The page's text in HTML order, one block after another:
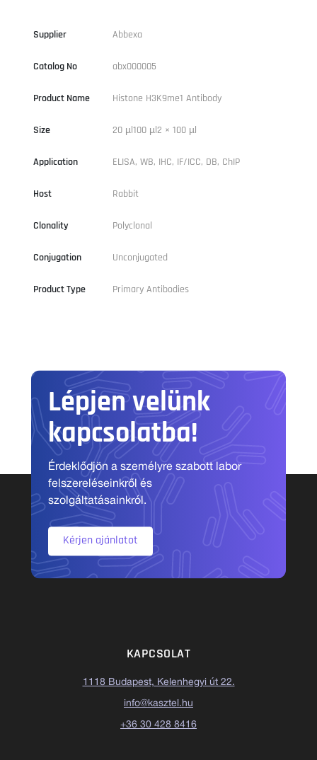
Supplier Abbexa
Catalog No abx000005
Product Name Histone H3K9me1 Antibody
Size 20 µl100 µl2 × 100 µl
Application ELISA, WB, IHC, IF/ICC, DB, ChIP
Host Rabbit
Clonality Polyclonal
Conjugation Unconjugated
Product Type Primary Antibodies
Lépjen velünk
kapcsolatba!
Érdeklődjön a személyre szabott labor
felszereléseinkről és
szolgáltatásainkról.
Kérjen ajánlatot
KAPCSOLAT
1118 Budapest, Kelenhegyi út 22.
info@kasztel.hu
+36 30 428 8416